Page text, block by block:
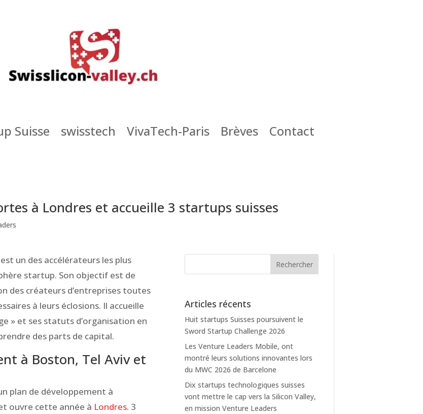
Suisse swisstech VivaTech-Paris Brèves Contact
à Londres et accueille 3 startups suisses
est un des accélérateurs les plus
startup. Son objectif est de
des créateurs d’entreprises toutes
à leurs éclosions. Il accueille
» et ses statuts d’organisation en
des parts de capital.
à Boston, Tel Aviv et
plan de développement à
ouvre cette année à Londres. 3
Articles récents
Huit startups Suisses poursuivent le
Sword Startup Challenge 2026
Les Venture Leaders Mobile, ont
montré leurs solutions innovantes lors
du MWC 2026 de Barcelone
Dix startups technologiques suisses
vont mettre le cap vers la Silicon Valley,
en mission Venture Leaders